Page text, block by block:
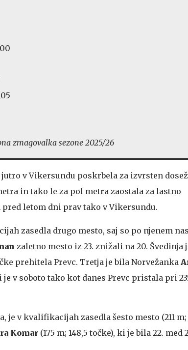
zmagovalka sezone 2025/26
v Vikersundu poskrbela za izvrsten
in tako le za pol metra zaostala za lastno
letom dni prav tako v Vikersundu.
zasedla drugo mesto, saj so po njenem
zaletno mesto iz 23. znižali na 20. Švedinja
prehitela Prevc. Tretja je bila Norvežanka
je v soboto tako kot danes Prevc pristala pri
je v kvalifikacijah zasedla šesto mesto (211 m;
Komar (175 m; 148,5 točke), ki je bila 22. med